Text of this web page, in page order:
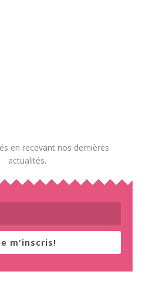
en recevant nos dernières
actualités.
m'inscris!